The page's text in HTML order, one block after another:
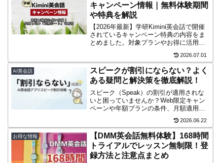
キャンペーン情報｜無料体験期間
や特典を解説
【2026年最新】学研Kimini英会話で開催
されているキャンペーン特典の内容をま
とめました。対象プランやお得に活用す
2026.07.01
AI英会話
スピークが割引にならない？よく
ある疑問と解決策を徹底解説！
スピーク（Speak）の割引が適用されな
いと困っていませんか？Web限定キャン
ペーンや年額プランの条件、月額適用の
を徹底解説。最新情報でスピークをお得
に始めるヒントがここに！
2026.06.22
お得な情報
【DMM英会話無料体験】168時間
トライアルでレッスン無制限！登
録方法と注意点まとめ